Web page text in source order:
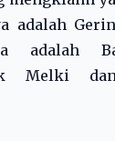
adalah
adalah
Melki